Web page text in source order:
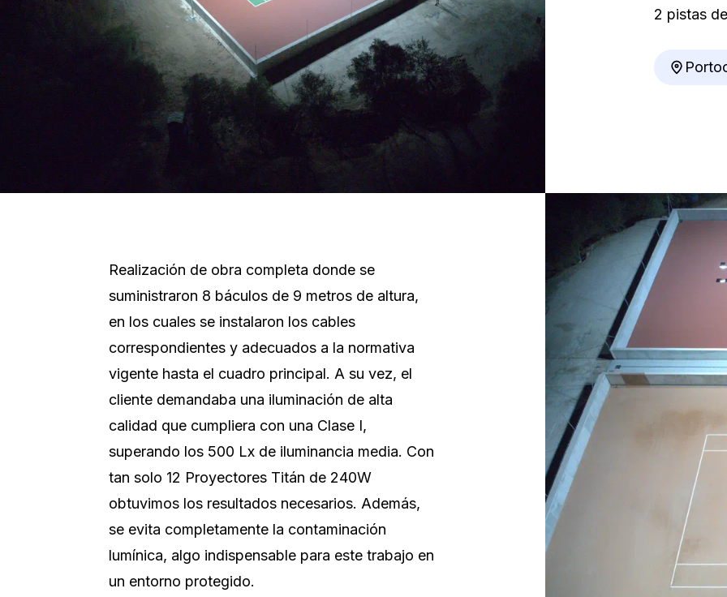
2 pistas
Realización de obra completa donde se
suministraron 8 báculos de 9 metros de altura,
en los cuales se instalaron los cables
correspondientes y adecuados a la normativa
vigente hasta el cuadro principal. A su vez, el
cliente demandaba una iluminación de alta
calidad que cumpliera con una Clase I,
superando los 500 Lx de iluminancia media. Con
tan solo 12 Proyectores Titán de 240W
obtuvimos los resultados necesarios. Además,
se evita completamente la contaminación
lumínica, algo indispensable para este trabajo en
un entorno protegido.